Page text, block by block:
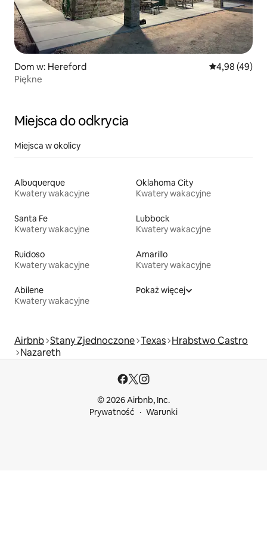
Dom w: Hereford Średnia
4,98 (49)
Piękne
Miejsca do odkrycia
Miejsca w okolicy
Albuquerque
Kwatery wakacyjne
Oklahoma City
Kwatery wakacyjne
Santa Fe
Kwatery wakacyjne
Lubbock
Kwatery wakacyjne
Ruidoso
Kwatery wakacyjne
Amarillo
Kwatery wakacyjne
Abilene
Kwatery wakacyjne
Pokaż więcej
Airbnb Stany Zjednoczone Texas Hrabstwo Castro
Nazareth
© 2026 Airbnb, Inc.
Prywatność
Warunki